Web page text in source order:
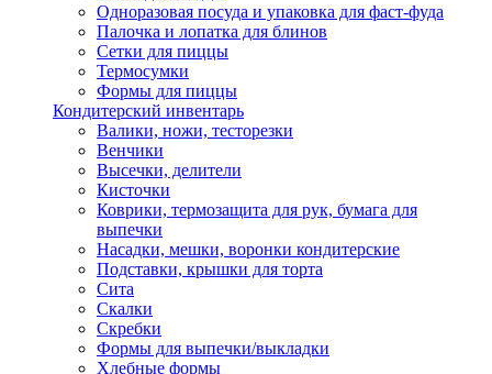
Одноразовая посуда и упаковка для фаст-фуда
Палочка и лопатка для блинов
Сетки для пиццы
Термосумки
Формы для пиццы
Кондитерский инвентарь
Валики, ножи, тесторезки
Венчики
Высечки, делители
Кисточки
Коврики, термозащита для рук, бумага для
выпечки
Насадки, мешки, воронки кондитерские
Подставки, крышки для торта
Сита
Скалки
Скребки
Формы для выпечки/выкладки
Хлебные формы